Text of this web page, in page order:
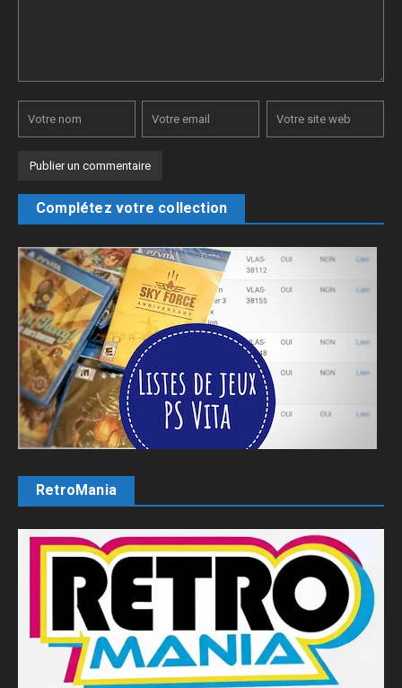
Complétez votre collection
RetroMania